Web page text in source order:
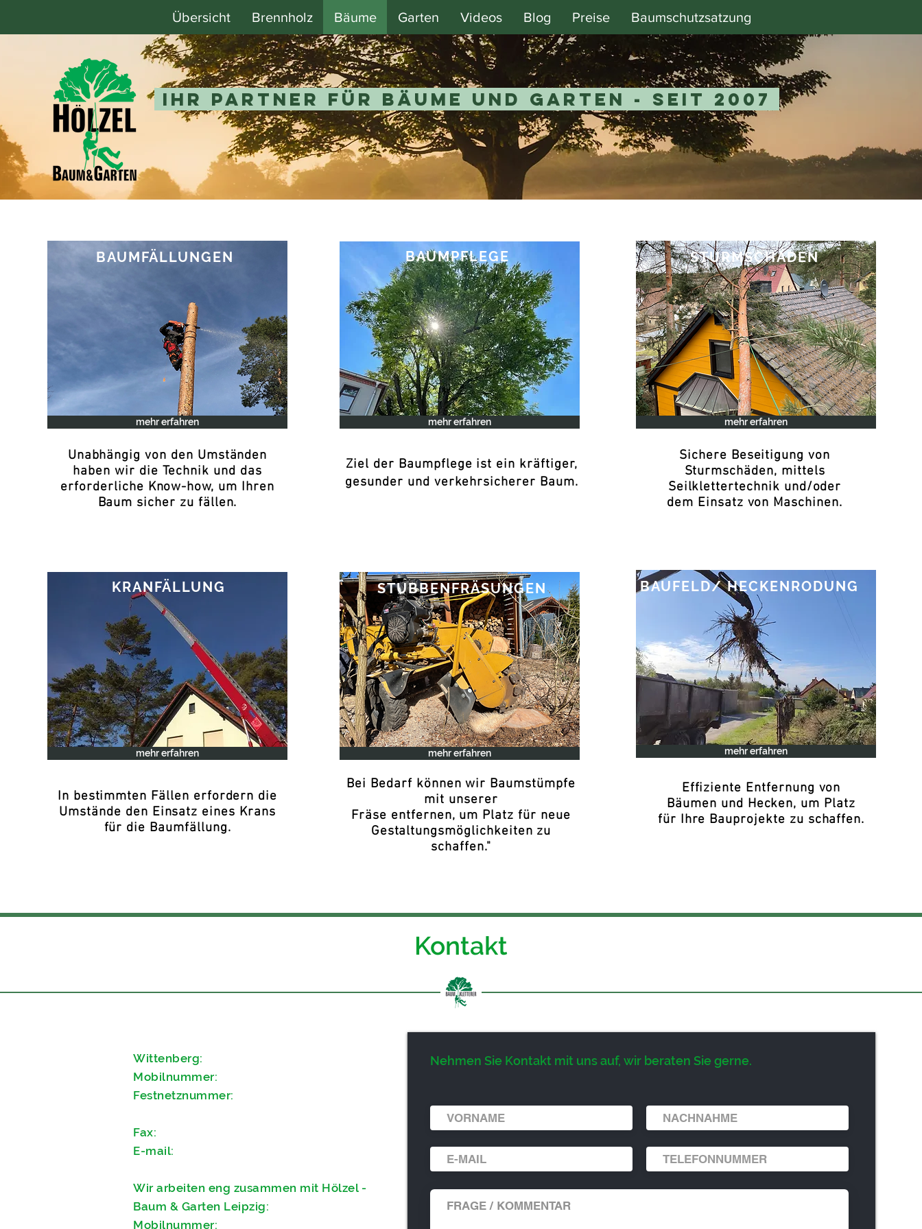
Übersicht Brennholz Bäume Garten Videos Blog Preise Baumschutzsatzung
Ihr Partner für Bäume und Garten - seit 2007
BAUMFÄLLUNGEN
mehr erfahren
Unabhängig von den Umständen
haben wir die Technik und das
erforderliche Know-how, um Ihren
Baum sicher zu fällen.
BAUMPFLEGE
mehr erfahren
Ziel der Baumpflege ist ein kräftiger,
gesunder und verkehrsicherer Baum.
STURMSCHÄDEN
mehr erfahren
Sichere Beseitigung von
Sturmschäden, mittels
Seilklettertechnik und/oder
dem Einsatz von Maschinen.
KRANFÄLLUNG
mehr erfahren
In bestimmten Fällen erfordern die
Umstände den Einsatz eines Krans
für die Baumfällung.
STUBBENFRÄSUNGEN
Bei Bedarf können wir Baumstümpfe
mit unserer
Fräse entfernen, um Platz für neue
Gestaltungsmöglichkeiten zu
schaffen."
mehr erfahren
BAUFELD/ HECKENRODUNG
mehr erfahren
Effiziente Entfernung von
Bäumen und Hecken, um Platz
für Ihre Bauprojekte zu schaffen.
Kontakt
Wittenberg:
Mobilnummer:
Festnetznummer:
Fax:
E-mail:
Wir arbeiten eng zusammen mit Hölzel -
Baum & Garten Leipzig:
Mobilnummer:
Nehmen Sie Kontakt mit uns auf, wir beraten Sie gerne.